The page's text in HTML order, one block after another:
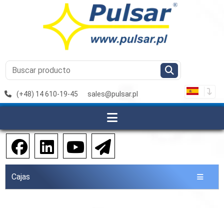
(+48) 14 610-19-45 sales@pulsar.pl
Cajas